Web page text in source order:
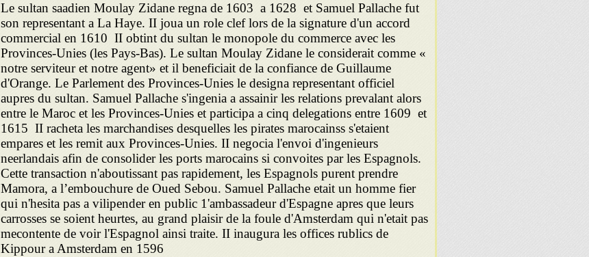
Le sultan saadien Moulay Zidane regna de 1603 a 1628 et Samuel Pallache fut
son representant a La Haye. II joua un role clef lors de la signature d'un accord
commercial en 1610 II obtint du sultan le monopole du commerce avec les
Provinces-Unies (les Pays-Bas). Le sultan Moulay Zidane le considerait comme «
notre serviteur et notre agent» et il beneficiait de la confiance de Guillaume
d'Orange. Le Parlement des Provinces-Unies le designa representant officiel
aupres du sultan. Samuel Pallache s'ingenia a assainir les relations prevalant alors
entre le Maroc et les Provinces-Unies et participa a cinq delegations entre 1609 et
1615 II racheta les marchandises desquelles les pirates marocainss s'etaient
empares et les remit aux Provinces-Unies. II negocia l'envoi d'ingenieurs
neerlandais afin de consolider les ports marocains si convoites par les Espagnols.
Cette transaction n'aboutissant pas rapidement, les Espagnols purent prendre
Mamora, a l’embouchure de Oued Sebou. Samuel Pallache etait un homme fier
qui n'hesita pas a vilipender en public 1'ambassadeur d'Espagne apres que leurs
carrosses se soient heurtes, au grand plaisir de la foule d'Amsterdam qui n'etait pas
mecontente de voir l'Espagnol ainsi traite. II inaugura les offices rublics de
Kippour a Amsterdam en 1596